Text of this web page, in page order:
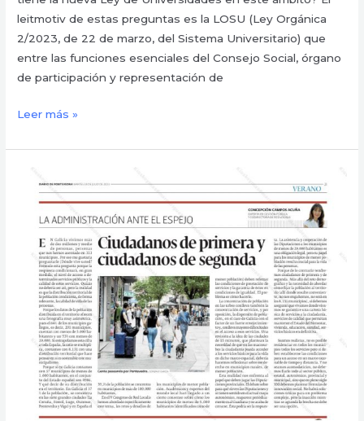
leitmotiv de estas preguntas es la LOSU (Ley Orgánica
2/2023, de 22 de marzo, del Sistema Universitario) que
entre las funciones esenciales del Consejo Social, órgano
de participación y representación de
Leer más »
primera
segunda?
propósito
estatuto
municipios